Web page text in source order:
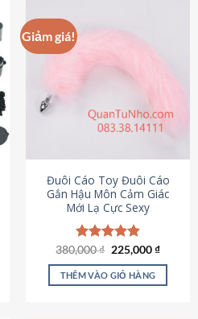
biến
thể.
chọn
chọn
trên
trang
sản
phẩm
Giảm giá!
Đuôi Cáo Toy Đuôi Cáo
Gắn Hậu Môn Cảm Giác
Mới Lạ Cực Sexy
Được xếp
hạng4.88
5 sao
380,000₫ Giá
là:
380,000 ₫.
225,000₫Giá
tại
THÊM VÀO GIỎ HÀNG